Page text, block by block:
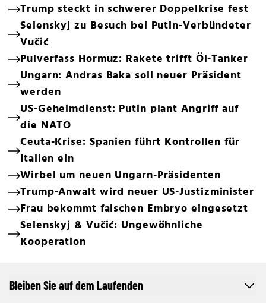
Trump steckt in schwerer Doppelkrise fest
Selenskyj zu Besuch bei Putin-Verbündeter
Vučić
Pulverfass Hormuz: Rakete trifft Öl-Tanker
Ungarn: Andras Baka soll neuer Präsident
werden
US-Geheimdienst: Putin plant Angriff auf
die NATO
Ceuta-Krise: Spanien führt Kontrollen für
Italien ein
Wirbel um neuen Ungarn-Präsidenten
Trump-Anwalt wird neuer US-Justizminister
Frau bekommt falschen Embryo eingesetzt
Selenskyj & Vučić: Ungewöhnliche
Kooperation
Bleiben Sie auf dem Laufenden